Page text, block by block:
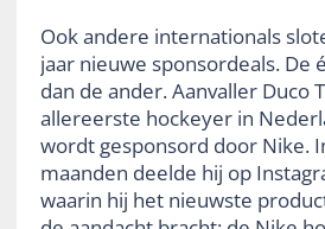
Ook andere internationals
jaar nieuwe sponsordeals. De
dan de ander. Aanvaller Duco
allereerste hockeyer in
wordt gesponsord door Nike.
maanden deelde hij op
waarin hij het nieuwste